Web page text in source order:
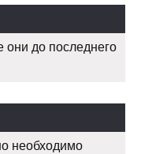
до последнего
необходимо